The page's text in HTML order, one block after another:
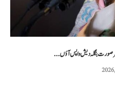
ہر صورت بنگلہ دیش واپس آؤں...